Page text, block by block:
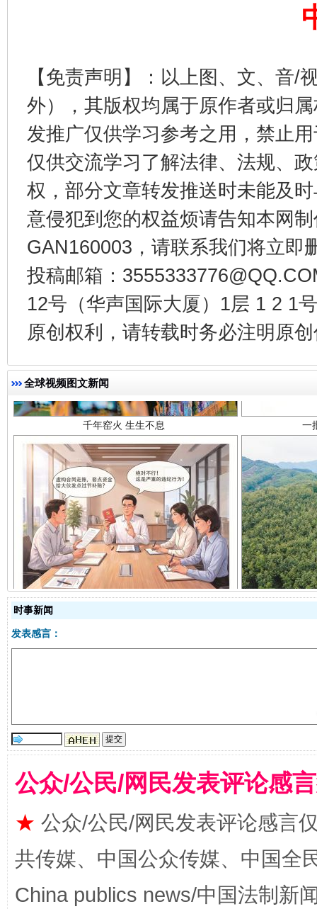
【免责声明】：以上图、文、音/
外），其版权均属于原作者或归
发推广仅供学习参考之用，禁止
仅供交流学习了解法律、法规、
权，部分文章转发推送时未能及
意侵犯到您的权益烦请告知本网
GAN160003，请联系我们将立即
投稿邮箱：
12号（华声国际大厦）1层 1 2 1
原创权利，请转载时务必注明原
全球视频图文新闻
东山县通报“牛蛙产品抗生素超标问题” 法
千年窑火 生生不息 一
揭开“小金库”的免责幌子
全民健身五年计划来了！等你上场
时事新闻
发表感言：
公众/公民/网民发表评论感
★ 公众/公民/网民发表评论感言
共传媒、中国公众传媒、中国全
China publics news/中国法制新